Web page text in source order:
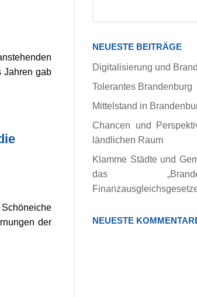
Jahren gab
der
NEUESTE BEITRÄGE
Digitalisierung und
Tolerantes Brandenburg
Mittelstand in
Chancen und
ländlichen Raum
Klamme Städte und
das
NEUESTE